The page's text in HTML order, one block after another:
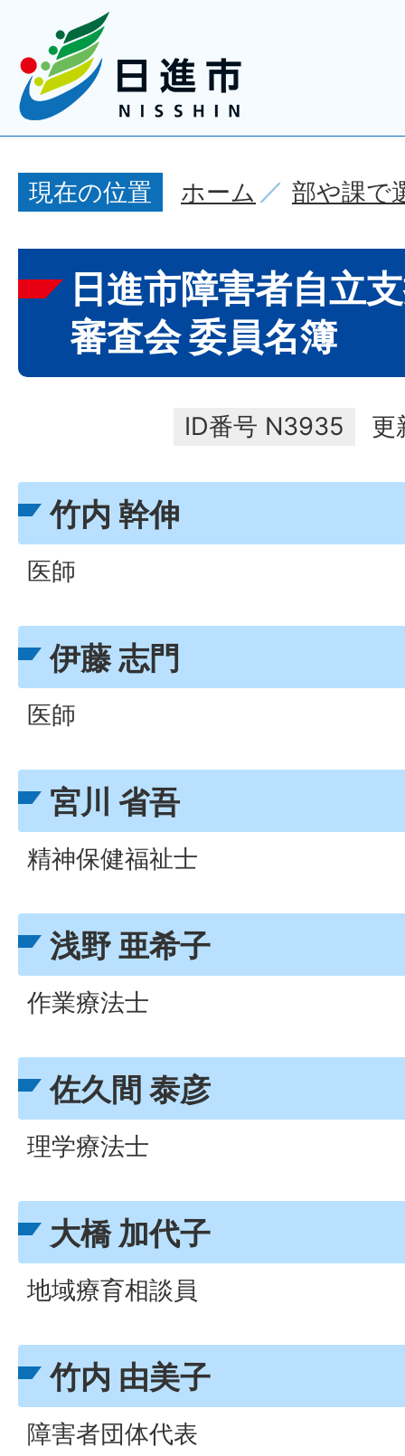
現在の位置 ホーム 部や課で
日進市障害者自立
審査会 委員名簿
ID番号 N3935 更
竹内 幹伸
医師
伊藤 志門
医師
宮川 省吾
精神保健福祉士
浅野 亜希子
作業療法士
佐久間 泰彦
理学療法士
大橋 加代子
地域療育相談員
竹内 由美子
障害者団体代表